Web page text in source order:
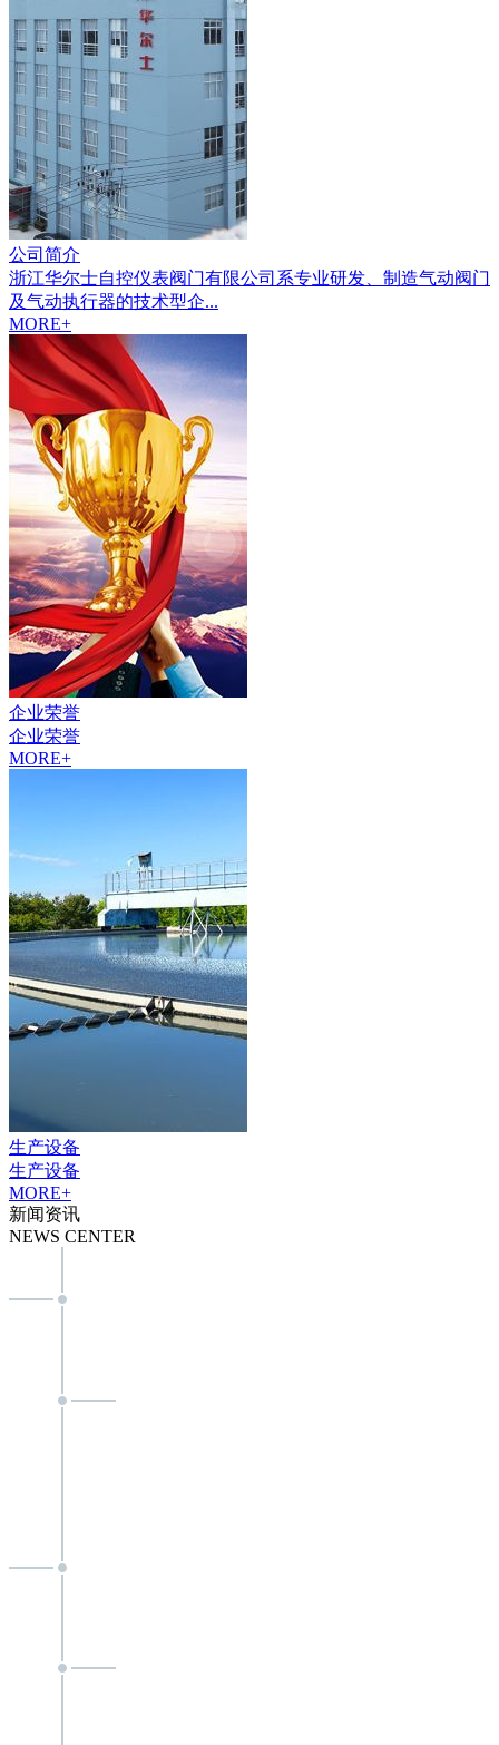
公司简介
浙江华尔士自控仪表阀门有限公司系专业研发、制造气动阀门
及气动执行器的技术型企...
MORE+
企业荣誉
企业荣誉
MORE+
生产设备
生产设备
MORE+
新闻资讯
NEWS CENTER